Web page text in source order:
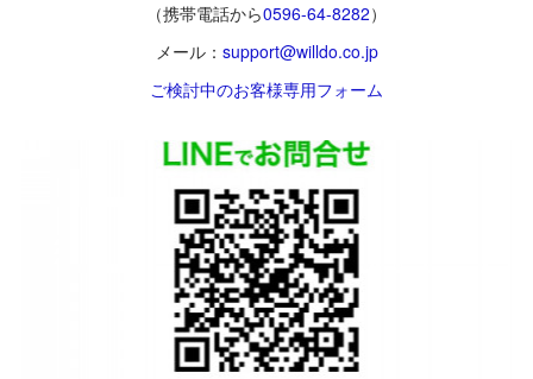
（携帯電話から0596-64-8282）
メール： support@willdo.co.jp
ご検討中のお客様専用フォーム